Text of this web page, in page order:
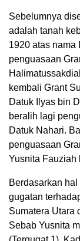
Sebelumnya
adalah tanah
1920 atas nama
penguasaan
kembali Grant
Datuk Ilyas bin
beralih lagi
Datuk Nahari.
penguasaan
Yusnita Fauziah
Berdasarkan
gugatan
Sumatera Utara
Sebab Yusnita